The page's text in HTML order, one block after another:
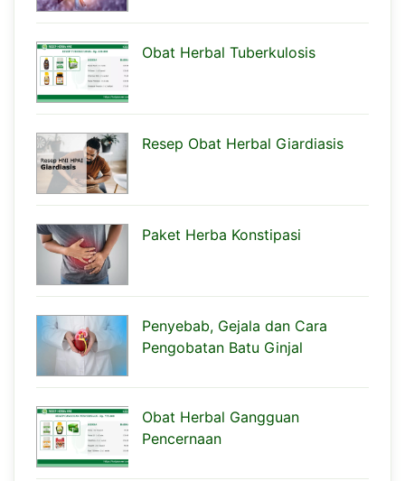
Obat Herbal Tuberkulosis
Resep Obat Herbal Giardiasis
Paket Herba Konstipasi
Penyebab, Gejala dan Cara
Pengobatan Batu Ginjal
Obat Herbal Gangguan
Pencernaan